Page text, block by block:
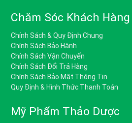
Chăm Sóc Khách Hàng
Chính Sách & Quy Định Chung
Chính Sách Bảo Hành
Chính Sách Vận Chuyển
Chính Sách Đổi Trả Hàng
Chính Sách Bảo Mật Thông Tin
Quy Định & Hình Thức Thanh Toán
Mỹ Phẩm Thảo Dược